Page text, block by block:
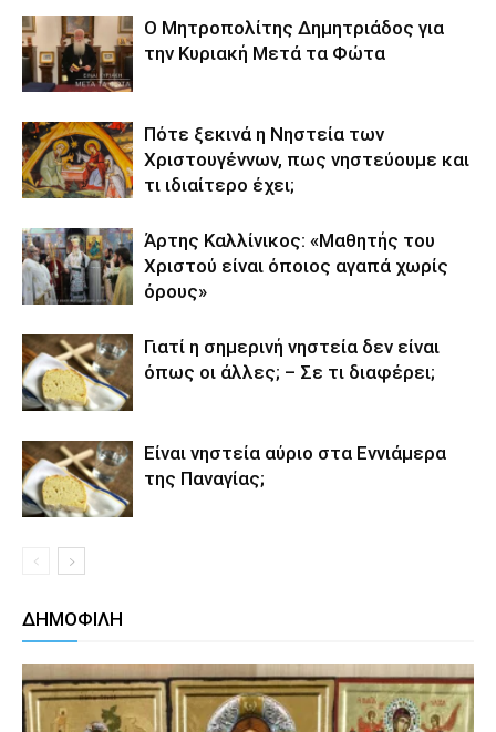
Ο Μητροπολίτης Δημητριάδος για
την Κυριακή Μετά τα Φώτα
Πότε ξεκινά η Νηστεία των
Χριστουγέννων, πως νηστεύουμε και
τι ιδιαίτερο έχει;
Άρτης Καλλίνικος: «Μαθητής του
Χριστού είναι όποιος αγαπά χωρίς
όρους»
Γιατί η σημερινή νηστεία δεν είναι
όπως οι άλλες; – Σε τι διαφέρει;
Είναι νηστεία αύριο στα Εννιάμερα
της Παναγίας;
ΔΗΜΟΦΙΛΗ